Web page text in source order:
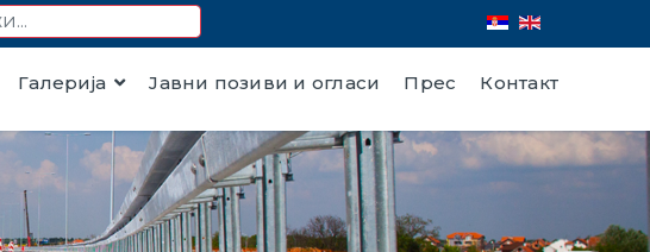
Галерија Јавни позиви и огласи Прес Контакт